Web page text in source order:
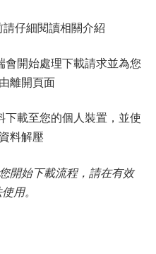
仔細閱讀相關介紹
開始處理下載請求並為您
離開頁面
載至您的個人裝置，並使
料解壓
開始下載流程，請在有效
用。